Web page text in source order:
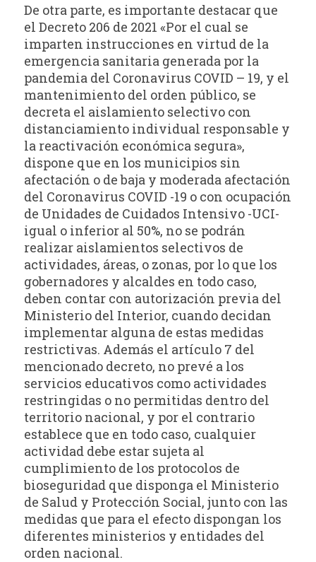
De otra parte, es importante destacar que
el Decreto 206 de 2021 «Por el cual se
imparten instrucciones en virtud de la
emergencia sanitaria generada por la
pandemia del Coronavirus COVID – 19, y el
mantenimiento del orden público, se
decreta el aislamiento selectivo con
distanciamiento individual responsable y
la reactivación económica segura»,
dispone que en los municipios sin
afectación o de baja y moderada afectación
del Coronavirus COVID -19 o con ocupación
de Unidades de Cuidados Intensivo -UCI-
igual o inferior al 50%, no se podrán
realizar aislamientos selectivos de
actividades, áreas, o zonas, por lo que los
gobernadores y alcaldes en todo caso,
deben contar con autorización previa del
Ministerio del Interior, cuando decidan
implementar alguna de estas medidas
restrictivas. Además el artículo 7 del
mencionado decreto, no prevé a los
servicios educativos como actividades
restringidas o no permitidas dentro del
territorio nacional, y por el contrario
establece que en todo caso, cualquier
actividad debe estar sujeta al
cumplimiento de los protocolos de
bioseguridad que disponga el Ministerio
de Salud y Protección Social, junto con las
medidas que para el efecto dispongan los
diferentes ministerios y entidades del
orden nacional.